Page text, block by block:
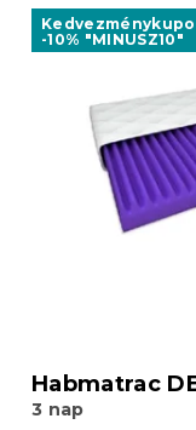
-10% "MINUSZ10"
Habmatrac
3 nap